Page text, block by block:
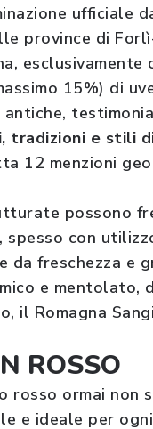
ufficiale
province di
esclusivamente
15%) di
antiche,
tradizioni e stili
12 menzioni
possono
, spesso con
da freschezza e
e mentolato,
il Romagna
ROSSO
rosso ormai non
e ideale per